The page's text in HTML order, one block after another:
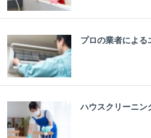
プロの業者による
ハウスクリーニン